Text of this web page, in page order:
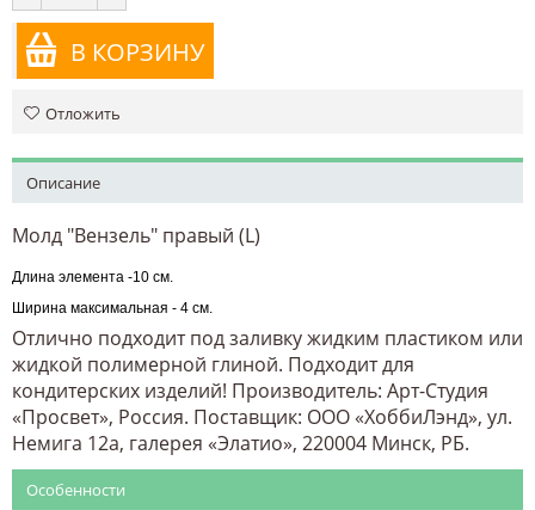
В КОРЗИНУ
Отложить
Описание
Молд "Вензель" правый (L)
Длина элемента -10 см.
Ширина максимальная - 4 см.
Отлично подходит под заливку жидким пластиком или
жидкой полимерной глиной. Подходит для
кондитерских изделий! Производитель: Арт-Студия
«Просвет», Россия. Поставщик: ООО «ХоббиЛэнд», ул.
Немига 12а, галерея «Элатио», 220004 Минск, РБ.
Особенности